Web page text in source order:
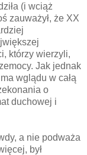
(i wciąż
zauważył, że XX
którzy wierzyli,
Jak jednak
wglądu w całą
o
duchowej i
a nie podważa
był